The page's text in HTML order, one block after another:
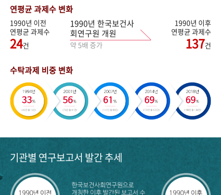
연평균 과제수 변화
1990년 이전
연평균 과제수
24건
1990년 한국보건사
회연구원 개원
약 5배 증가
1990년 이후
연평균 과제수
137건
수탁과제 비중 변화
기관별 연구보고서 발간 추세